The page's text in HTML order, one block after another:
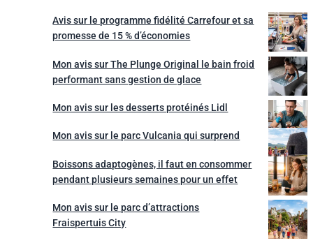
Avis sur le programme fidélité Carrefour et sa
promesse de 15 % d’économies
Mon avis sur The Plunge Original le bain froid
performant sans gestion de glace
Mon avis sur les desserts protéinés Lidl
Mon avis sur le parc Vulcania qui surprend
Boissons adaptogènes, il faut en consommer
pendant plusieurs semaines pour un effet
Mon avis sur le parc d’attractions
Fraispertuis City